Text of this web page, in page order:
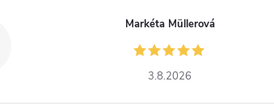
Markéta Müllerová
3.8.2026